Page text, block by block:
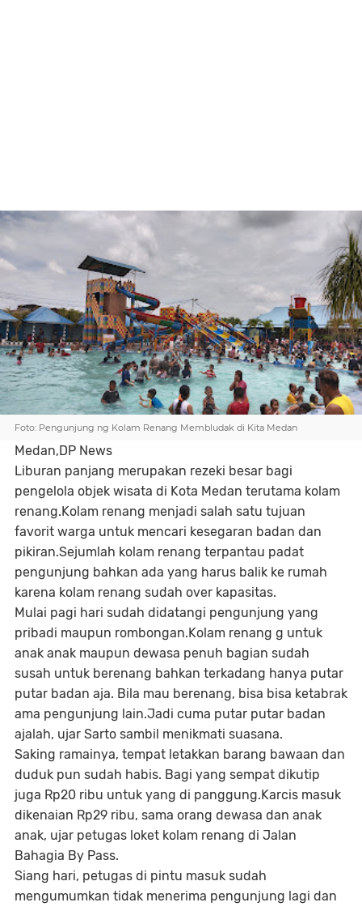
Foto: Pengunjung ng Kolam Renang Membludak di Kita Medan
Medan,DP News
Liburan panjang merupakan rezeki besar bagi
pengelola objek wisata di Kota Medan terutama kolam
renang.Kolam renang menjadi salah satu tujuan
favorit warga untuk mencari kesegaran badan dan
pikiran.Sejumlah kolam renang terpantau padat
pengunjung bahkan ada yang harus balik ke rumah
karena kolam renang sudah over kapasitas.
Mulai pagi hari sudah didatangi pengunjung yang
pribadi maupun rombongan.Kolam renang g untuk
anak anak maupun dewasa penuh bagian sudah
susah untuk berenang bahkan terkadang hanya putar
putar badan aja. Bila mau berenang, bisa bisa ketabrak
ama pengunjung lain.Jadi cuma putar putar badan
ajalah, ujar Sarto sambil menikmati suasana.
Saking ramainya, tempat letakkan barang bawaan dan
duduk pun sudah habis. Bagi yang sempat dikutip
juga Rp20 ribu untuk yang di panggung.Karcis masuk
dikenaian Rp29 ribu, sama orang dewasa dan anak
anak, ujar petugas loket kolam renang di Jalan
Bahagia By Pass.
Siang hari, petugas di pintu masuk sudah
mengumumkan tidak menerima pengunjung lagi dan